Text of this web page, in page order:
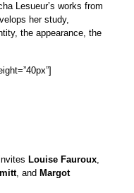
Lesueur’s works from
her study,
the appearance, the
Louise Fauroux,
, and Margot